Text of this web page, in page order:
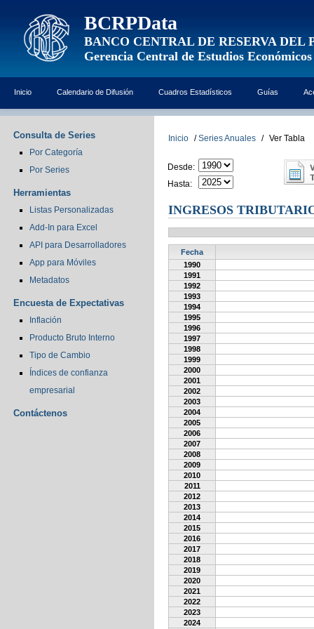
BCRPData
BANCO CENTRAL DE RESERVA DEL
Gerencia Central de Estudios Económicos
Inicio Calendario de Difusión Cuadros Estadísticos Guías
Consulta de Series
Por Categoría
Por Series
Herramientas
Listas Personalizadas
Add-In para Excel
API para Desarrolladores
App para Móviles
Metadatos
Encuesta de Expectativas
Inflación
Producto Bruto Interno
Tipo de Cambio
Índices de confianza
empresarial
Contáctenos
Inicio / Series Anuales / Ver Tabla
Desde:
Hasta:
INGRESOS
Fecha
1990
1991
1992
1993
1994
1995
1996
1997
1998
1999
2000
2001
2002
2003
2004
2005
2006
2007
2008
2009
2010
2011
2012
2013
2014
2015
2016
2017
2018
2019
2020
2021
2022
2023
2024